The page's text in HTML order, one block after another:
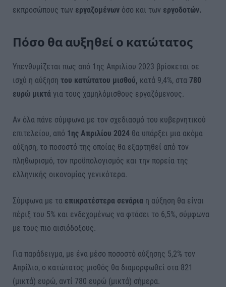
εκπροσώπους των εργαζομένων όσο και των εργοδοτών.
Πόσο θα αυξηθεί ο κατώτατος
Υπενθυμίζεται πως από 1ης Απριλίου 2023 βρίσκεται σε
ισχύ η αύξηση του κατώτατου μισθού, κατά 9,4%, στα 780
ευρώ μικτά για τους χαμηλόμισθους εργαζόμενους.
Αν όλα πάνε σύμφωνα με τον σχεδιασμό του κυβερνητικού
επιτελείου, από 1ης Απριλίου 2024 θα υπάρξει μια ακόμα
αύξηση, το ποσοστό της οποίας θα εξαρτηθεί από τον
πληθωρισμό, τον προϋπολογισμός και την πορεία της
ελληνικής οικονομίας γενικότερα.
Σύμφωνα με τα επικρατέστερα σενάρια η αύξηση θα είναι
πέριξ του 5% και ενδεχομένως να φτάσει το 6,5%, σύμφωνα
με τους πιο αισιόδοξους.
Για παράδειγμα, με ένα μέσο ποσοστό αύξησης 5,2% τον
Απρίλιο, ο κατώτατος μισθός θα διαμορφωθεί στα 821
(μικτά) ευρώ, αντί 780 ευρώ (μικτά) σήμερα.